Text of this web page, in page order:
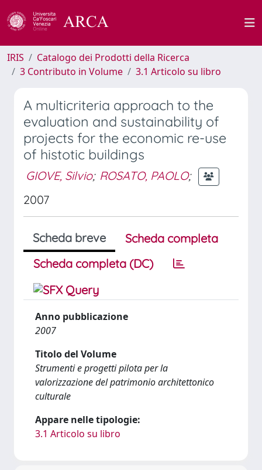
IRIS
Catalogo dei Prodotti della Ricerca
3 Contributo in Volume
3.1 Articolo su libro
A multicriteria approach to the
evaluation and sustainability of
projects for the economic re-use
of histotic buildings
GIOVE, Silvio; ROSATO, PAOLO;
2007
Scheda breve
Scheda completa
Scheda completa (DC)
Anno pubblicazione
2007
Titolo del Volume
Strumenti e progetti pilota per la
valorizzazione del patrimonio architettonico
culturale
Appare nelle tipologie:
3.1 Articolo su libro